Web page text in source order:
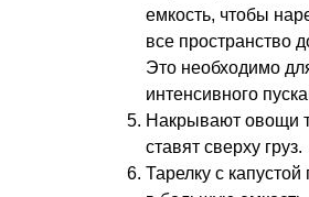
емкость, чтобы
все пространство
Это необходимо
интенсивного
Накрывают овощи
ставят сверху груз.
Тарелку с